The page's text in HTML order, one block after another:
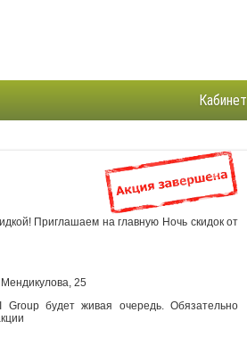
Кабинет
Приглашаем на главную Ночь скидок от
25
будет живая очередь. Обязательно